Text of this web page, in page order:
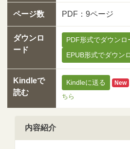
ページ数 PDF：9ページ
ダウンロ
ード
PDF形式でダウンロ
EPUB形式でダウン
Kindleで
読む
Kindleに送る New
ちら
内容紹介